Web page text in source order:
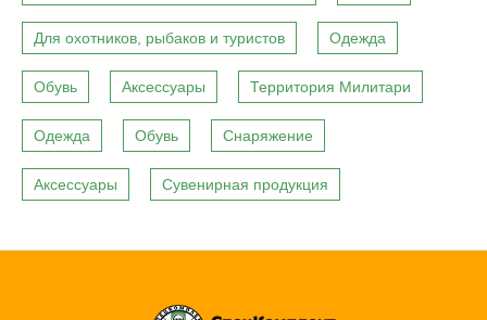
Для охотников, рыбаков и туристов Одежда
Обувь Аксессуары Территория Милитари
Одежда Обувь Снаряжение
Аксессуары Сувенирная продукция